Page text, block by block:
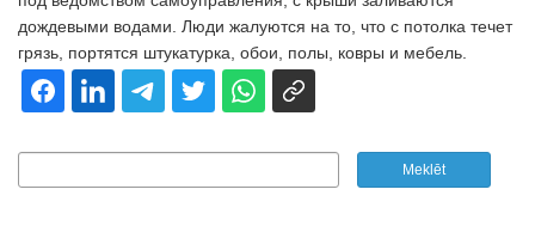
дождевыми водами. Люди жалуются на то, что с потолка течет
грязь, портятся штукатурка, обои, полы, ковры и мебель.